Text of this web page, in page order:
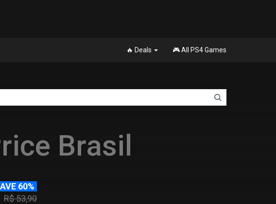
🔥 Deals 🎮 All PS4 Games
Brasil
60%
R$ 53,90